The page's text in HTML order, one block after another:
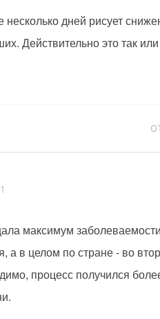
дней рисует
Действительно это так
максимум
а в целом по стране - во
процесс получился